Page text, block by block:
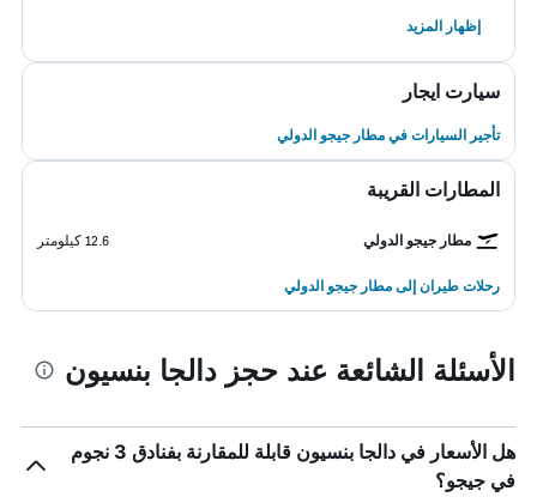
إظهار المزيد
سيارت ايجار
تأجير السيارات في مطار جيجو الدولي
المطارات القريبة
مطار جيجو الدولي 12.6 كيلومتر
رحلات طيران إلى مطار جيجو الدولي
الأسئلة الشائعة عند حجز دالجا بنسيون
هل الأسعار في دالجا بنسيون قابلة للمقارنة بفنادق 3 نجوم
في جيجو؟